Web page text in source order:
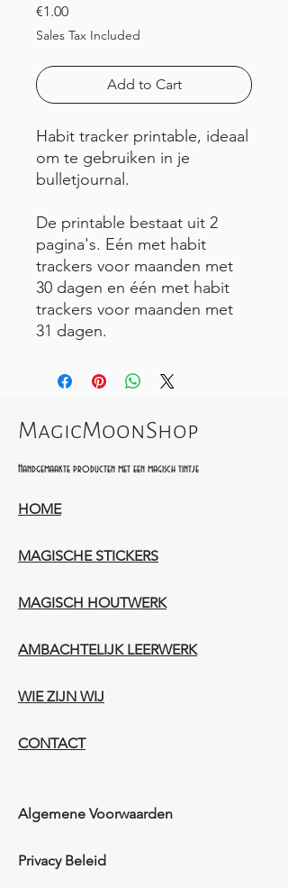
€1.00Price
Sales Tax Included
Add to Cart
Habit tracker printable, ideaal
om te gebruiken in je
bulletjournal.
De printable bestaat uit 2
pagina's. Eén met habit
trackers voor maanden met
30 dagen en één met habit
trackers voor maanden met
31 dagen.
MagicMoonShop
Handgemaakte producten met een magisch tintje
HOME
MAGISCHE STICKERS
MAGISCH HOUTWERK
AMBACHTELIJK LEERWERK​
WIE ZIJN WIJ​​
CONTACT
Algemene Voorwaarden
Privacy Beleid